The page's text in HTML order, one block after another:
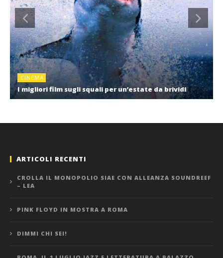
CINEMA
I migliori film sugli squali per un’estate da brividi
ARTICOLI RECENTI
CROLLA IL MONOPOLIO SIAE CON ALLEANZA SOUNDREEF
– LEA
PINK FLOYD IN MOSTRA A ROMA
DIMMI CHI SEI!